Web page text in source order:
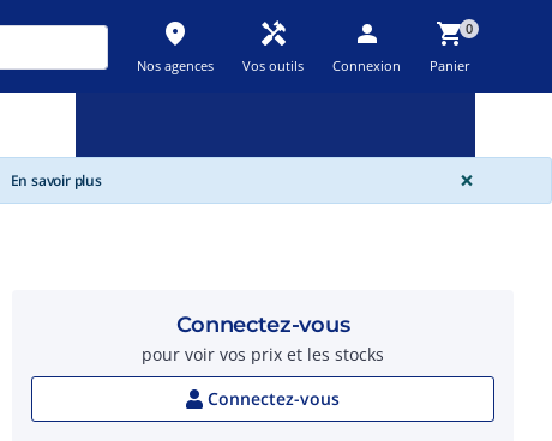
place
Nos agences
handyman
Vos outils
person
Connexion
shopping_cart0
Panier
En savoir plus ×
Connectez-vous
pour voir vos prix et les stocks
Connectez-vous